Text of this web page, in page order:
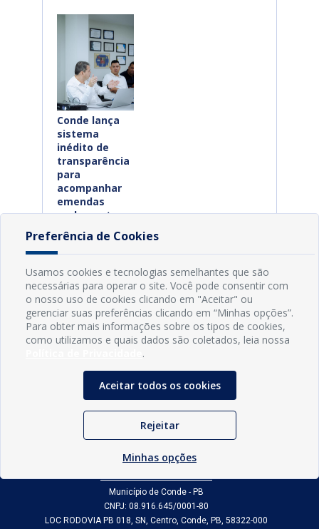
Conde lança
sistema
inédito de
transparência
para
acompanhar
emendas
parlamentares
Controladoria
17/03/2026
Município de Conde - PB
CNPJ: 08.916.645/0001-80
LOC RODOVIA PB 018, SN, Centro, Conde, PB, 58322-000
Preferência de Cookies
Usamos cookies e tecnologias semelhantes que são
necessárias para operar o site. Você pode consentir com
o nosso uso de cookies clicando em "Aceitar" ou
gerenciar suas preferências clicando em “Minhas opções”.
Para obter mais informações sobre os tipos de cookies,
como utilizamos e quais dados são coletados, leia nossa
.
Aceitar todos os cookies
Rejeitar
Minhas opções